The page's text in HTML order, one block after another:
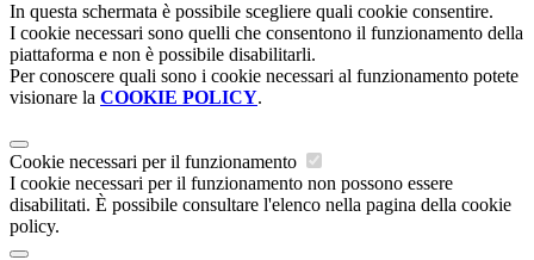
In questa schermata è possibile scegliere quali cookie consentire.
I cookie necessari sono quelli che consentono il funzionamento della
piattaforma e non è possibile disabilitarli.
Per conoscere quali sono i cookie necessari al funzionamento potete
visionare la COOKIE POLICY.
Cookie necessari per il funzionamento
I cookie necessari per il funzionamento non possono essere
disabilitati. È possibile consultare l'elenco nella pagina della cookie
policy.